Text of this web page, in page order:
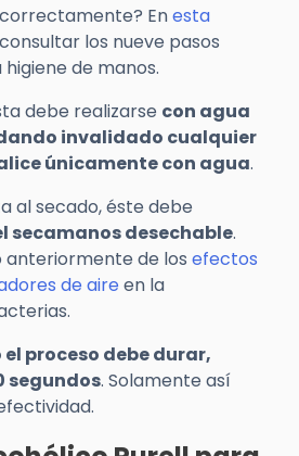
Enesta
los nueve pasos
de manos.
debe realizarse con agua
invalidado cualquier
únicamente con agua.
al secado, éste debe
secamanos desechable.
anteriormente de los efectos
de aire en la
proceso debe durar,
segundos. Solamente así